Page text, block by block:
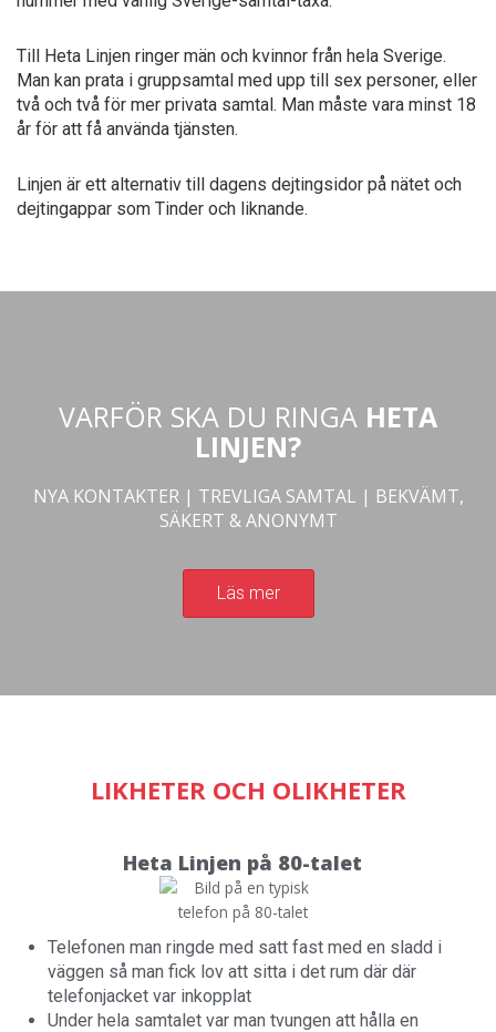
Till Heta Linjen ringer män och kvinnor från hela Sverige.
Man kan prata i gruppsamtal med upp till sex personer, eller
två och två för mer privata samtal. Man måste vara minst 18
år för att få använda tjänsten.
Linjen är ett alternativ till dagens dejtingsidor på nätet och
dejtingappar som Tinder och liknande.
VARFÖR SKA DU RINGA HETA
LINJEN?
NYA KONTAKTER | TREVLIGA SAMTAL | BEKVÄMT,
SÄKERT & ANONYMT
Läs mer
LIKHETER OCH OLIKHETER
Heta Linjen på 80-talet
Telefonen man ringde med satt fast med en sladd i
väggen så man fick lov att sitta i det rum där där
telefonjacket var inkopplat
Under hela samtalet var man tvungen att hålla en